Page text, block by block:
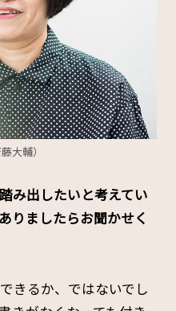
大輔）
み出したいと考えてい
りましたらお聞かせく
きるか、ではないでし